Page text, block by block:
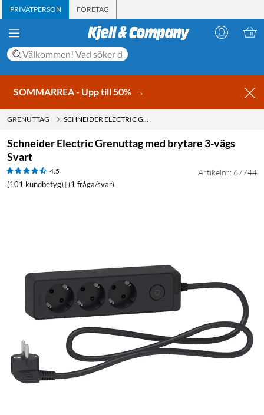
PRIVATPERSON FÖRETAG
SOMMARREA - Upp till 50% →
GRENUTTAG SCHNEIDER ELECTRIC GRENUTTAG MED BRYTARE 3-VÄGS SVART
Schneider Electric Grenuttag med brytare 3-vägs
Svart
4.5
(101 kundbetyg) | (1 fråga/svar)
Artikelnr: 67744